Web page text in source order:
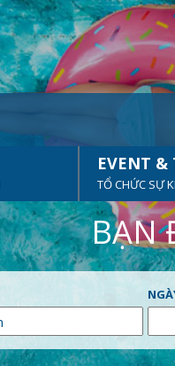
EVENT &
TỔ CHỨC SỰ
BẠN